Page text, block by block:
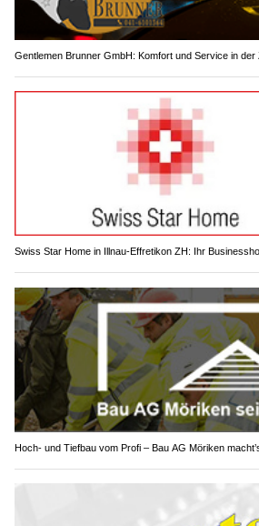
Gentlemen Brunner GmbH: Komfort und Service in der
Swiss Star Home in Illnau-Effretikon ZH: Ihr
Hoch- und Tiefbau vom Profi – Bau AG Möriken